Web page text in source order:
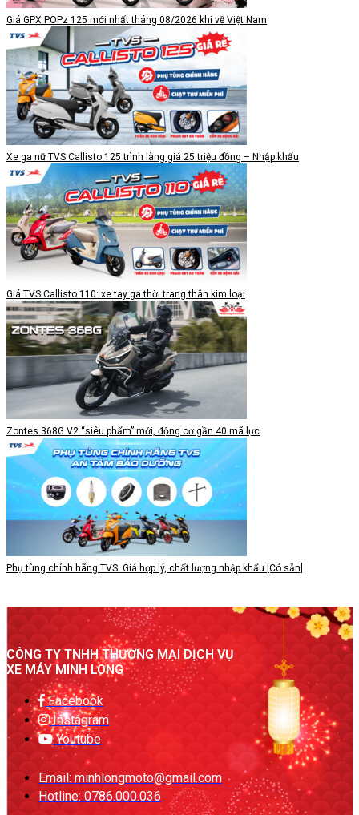
Giá GPX POPz 125 mới nhất tháng 08/2026 khi về Việt Nam
Xe ga nữ TVS Callisto 125 trình làng giá 25 triệu đồng – Nhập khẩu
Giá TVS Callisto 110: xe tay ga thời trang thân kim loại
Zontes 368G V2 “siêu phẩm” mới, động cơ gần 40 mã lực
Phụ tùng chính hãng TVS: Giá hợp lý, chất lượng nhập khẩu [Có sẵn]
CÔNG TY TNHH THƯƠNG MẠI DỊCH VỤ
XE MÁY MINH LONG
Facebook
Instagram
Youtube
Email: minhlongmoto@gmail.com
Hotline: 0786.000.036